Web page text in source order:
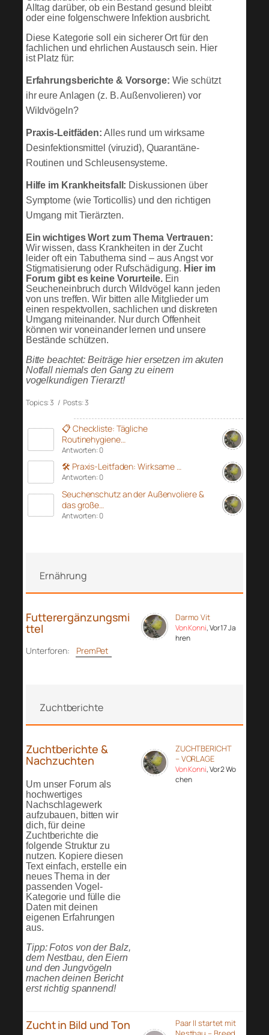
Alltag darüber, ob ein Bestand gesund bleibt
oder eine folgenschwere Infektion ausbricht.
Diese Kategorie soll ein sicherer Ort für den
fachlichen und ehrlichen Austausch sein. Hier
ist Platz für:
Erfahrungsberichte & Vorsorge: Wie schützt
ihr eure Anlagen (z. B. Außenvolieren) vor
Wildvögeln?
Praxis-Leitfäden: Alles rund um wirksame
Desinfektionsmittel (viruzid), Quarantäne-
Routinen und Schleusensysteme.
Hilfe im Krankheitsfall: Diskussionen über
Symptome (wie Torticollis) und den richtigen
Umgang mit Tierärzten.
Ein wichtiges Wort zum Thema Vertrauen:
Wir wissen, dass Krankheiten in der Zucht
leider oft ein Tabuthema sind – aus Angst vor
Stigmatisierung oder Rufschädigung. Hier im
Forum gibt es keine Vorurteile.Ein
Seucheneinbruch durch Wildvögel kann jeden
von uns treffen. Wir bitten alle Mitglieder um
einen respektvollen, sachlichen und diskreten
Umgang miteinander. Nur durch Offenheit
können wir voneinander lernen und unsere
Bestände schützen.
Bitte beachtet: Beiträge hier ersetzen im akuten
Notfall niemals den Gang zu einem
vogelkundigen Tierarzt!
Topics: 3 / Posts: 3
📋 Checkliste: Tägliche
Routinehygiene…
Antworten: 0
🛠️ Praxis-Leitfaden: Wirksame …
Antworten: 0
Seuchenschutz an der Außenvoliere &
das große…
Antworten: 0
Ernährung
Futterergänzungsmi
ttel
Unterforen: PremPet
Darmo Vit
Von Konni, Vor 17 Ja
hren
Zuchtberichte
Zuchtberichte &
Nachzuchten
Um unser Forum als
hochwertiges
Nachschlagewerk
aufzubauen, bitten wir
dich, für deine
Zuchtberichte die
folgende Struktur zu
nutzen. Kopiere diesen
Text einfach, erstelle ein
neues Thema in der
passenden Vogel-
Kategorie und fülle die
Daten mit deinen
eigenen Erfahrungen
aus.
Tipp: Fotos von der Balz,
dem Nestbau, den Eiern
und den Jungvögeln
machen deinen Bericht
erst richtig spannend!
ZUCHTBERICHT
– VORLAGE
Von Konni, Vor 2 Wo
chen
Zucht in Bild und Ton
Paar II startet mit